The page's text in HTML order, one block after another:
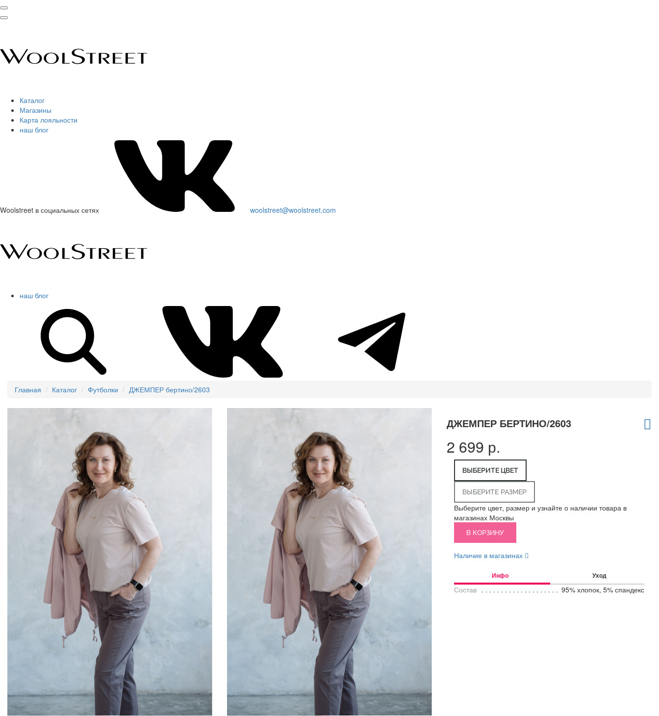
Каталог
Магазины
Карта лояльности
наш блог
Woolstreet в социальных сетях woolstreet@woolstreet.com
наш блог
Главная Каталог Футболки ДЖЕМПЕР бертино/2603
ДЖЕМПЕР БЕРТИНО/2603
2 699 р.
ВЫБЕРИТЕ ЦВЕТ
ВЫБЕРИТЕ РАЗМЕР
Выберите цвет, размер и узнайте о наличии товара в
магазинах Москвы
В КОРЗИНУ
Наличие в магазинах
Инфо Уход
Состав 95% хлопок, 5% спандекс